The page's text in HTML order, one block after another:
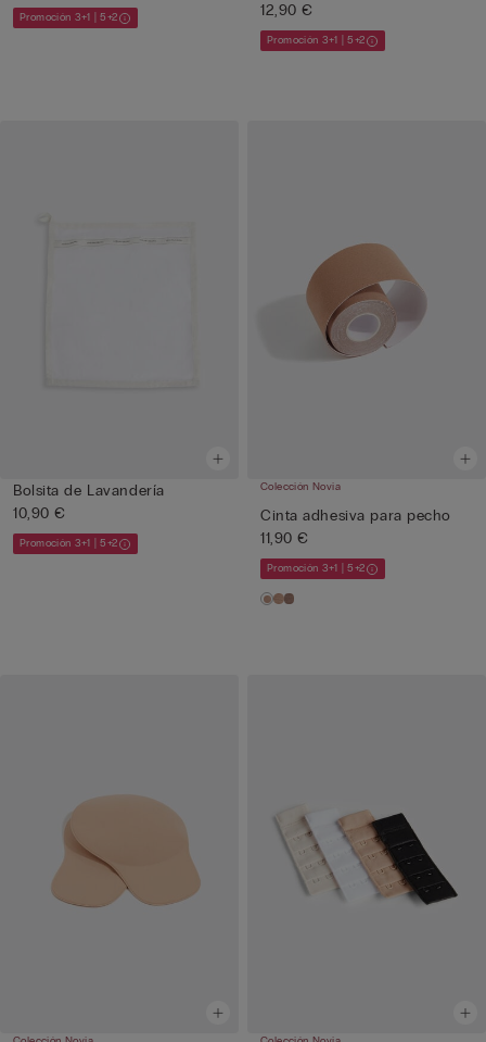
Promoción 3+1 | 5+2
12,90 €
Promoción 3+1 | 5+2
Bolsita de Lavandería
10,90 €
Promoción 3+1 | 5+2
Colección Novia
Cinta adhesiva para pecho
11,90 €
Promoción 3+1 | 5+2